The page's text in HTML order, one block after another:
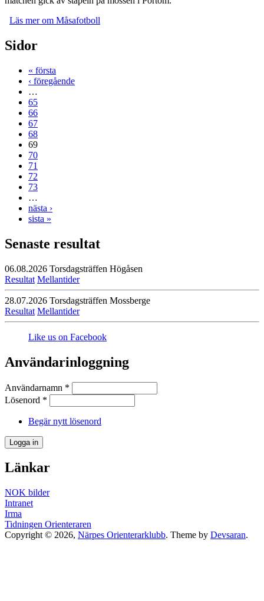
Läs merom Måsafotboll
Sidor
« första
‹ föregående
…
65
66
67
68
69
70
71
72
73
…
nästa ›
sista »
Senaste resultat
06.08.2026 Torsdagsträffen Högåsen
Resultat Mellantider
28.07.2026 Torsdagsträffen Mossberge
Resultat Mellantider
Like us on Facebook
Användarinloggning
Användarnamn *
Lösenord *
Begär nytt lösenord
Länkar
NOK bilder
Intranet
Irma
Tidningen Orienteraren
Copyright © 2026, Närpes Orienterarklubb. Theme by Devsaran.